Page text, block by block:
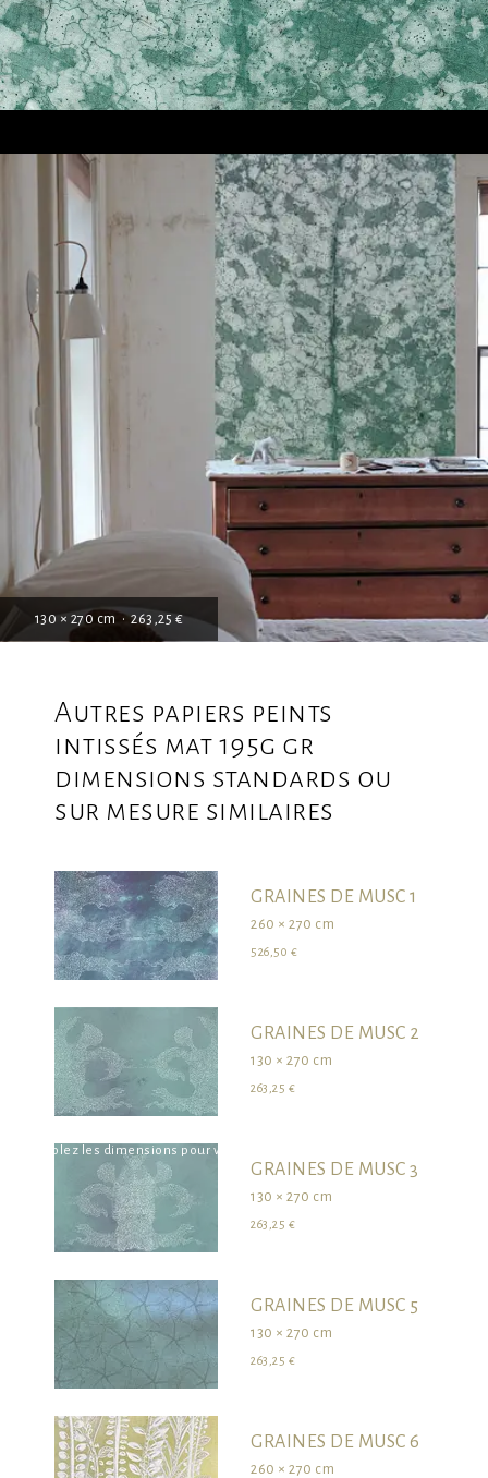
130 × 270 cm • 263,25 €
survolez les dimensions pour visualiser le produit dans son ensemble
Autres papiers peints
intissés mat 195g gr
dimensions standards ou
sur mesure similaires
GRAINES DE MUSC 1
260 × 270 cm
526,50 €
GRAINES DE MUSC 2
130 × 270 cm
263,25 €
GRAINES DE MUSC 3
130 × 270 cm
263,25 €
GRAINES DE MUSC 5
130 × 270 cm
263,25 €
GRAINES DE MUSC 6
260 × 270 cm